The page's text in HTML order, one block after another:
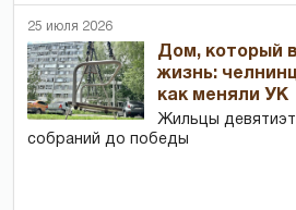
25 июля 2026
Дом, который
жизнь:
как меняли УК
Жильцы
собраний до победы